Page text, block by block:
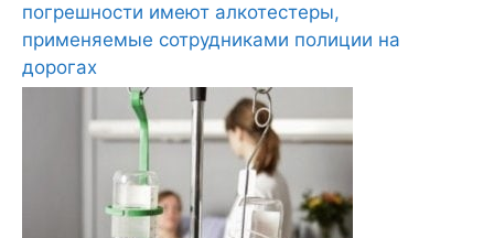
погрешности имеют алкотестеры,
применяемые сотрудниками полиции на
дорогах